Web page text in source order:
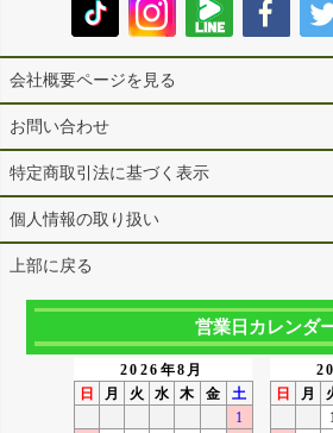
会社概要ページを見る
お問い合わせ
特定商取引法に基づく表示
個人情報の取り扱い
上部に戻る
営業日カレンダ